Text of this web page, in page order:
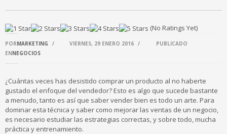
(No Ratings Yet)
PORMARKETING / VIERNES, 29 ENERO 2016 /
PUBLICADO
ENNEGOCIOS
¿Cuántas veces has desistido comprar un producto al no haberte
gustado el enfoque del vendedor? Esto es algo que sucede bastante
a menudo, tanto es así que saber vender bien es todo un arte. Para
dominar esta técnica y saber como mejorar las ventas de un negocio,
es necesario estudiar las estrategias correctas, y sobre todo, mucha
práctica y entrenamiento.